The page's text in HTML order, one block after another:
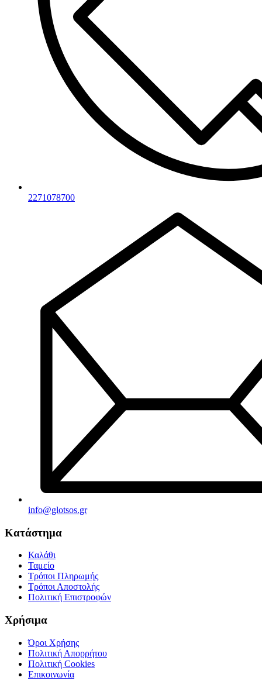
2271078700
info@glotsos.gr
Κατάστημα
Καλάθι
Ταμείο
Τρόποι Πληρωμής
Τρόποι Αποστολής
Πολιτική Επιστροφών
Χρήσιμα
Όροι Χρήσης
Πολιτική Απορρήτου
Πολιτική Cookies
Επικοινωνία